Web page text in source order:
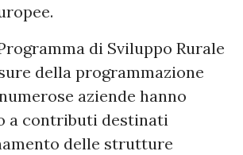
di Sviluppo Rurale
della programmazione
aziende hanno
a contributi destinati
delle strutture